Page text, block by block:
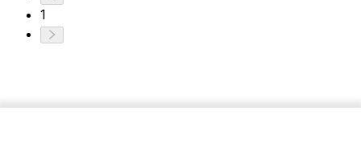
1